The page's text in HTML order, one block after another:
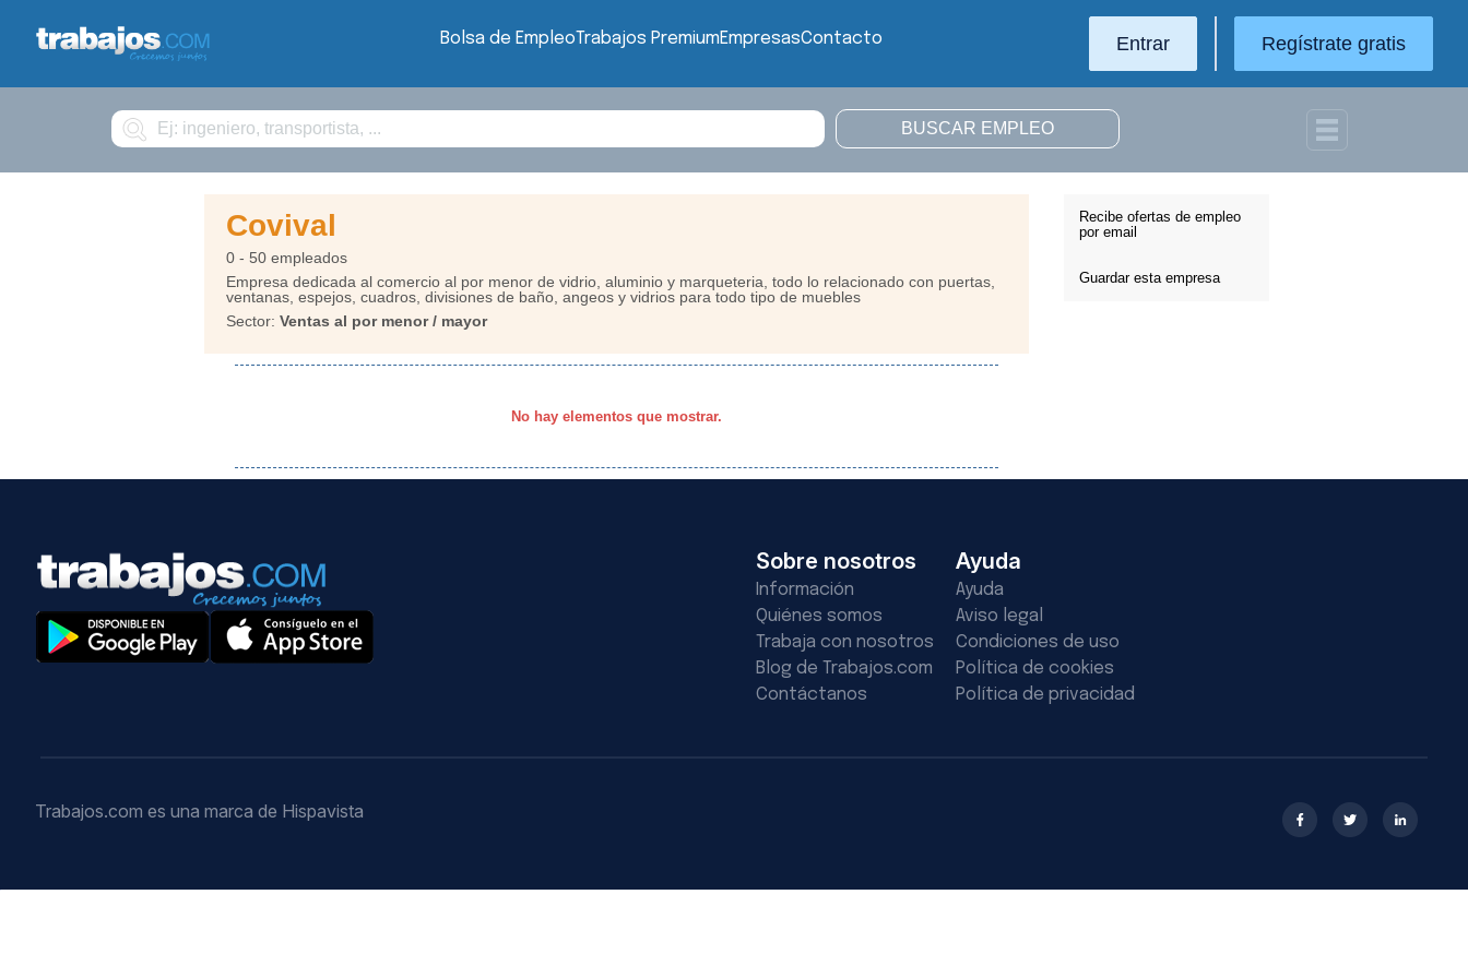
Bolsa de EmpleoTrabajos PremiumEmpresasContacto Entrar Regístrate gratis
Buscar
Recibe ofertas de empleo
por email
Guardar esta empresa
Covival
0 - 50 empleados
Empresa dedicada al comercio al por menor de vidrio, aluminio y marqueteria, todo lo relacionado con puertas,
ventanas, espejos, cuadros, divisiones de baño, angeos y vidrios para todo tipo de muebles
Sector: Ventas al por menor / mayor
No hay elementos que mostrar.
Sobre nosotros
Información
Quiénes somos
Trabaja con nosotros
Blog de Trabajos.com
Contáctanos
Ayuda
Ayuda
Aviso legal
Condiciones de uso
Política de cookies
Política de privacidad
Trabajos.com es una marca de Hispavista